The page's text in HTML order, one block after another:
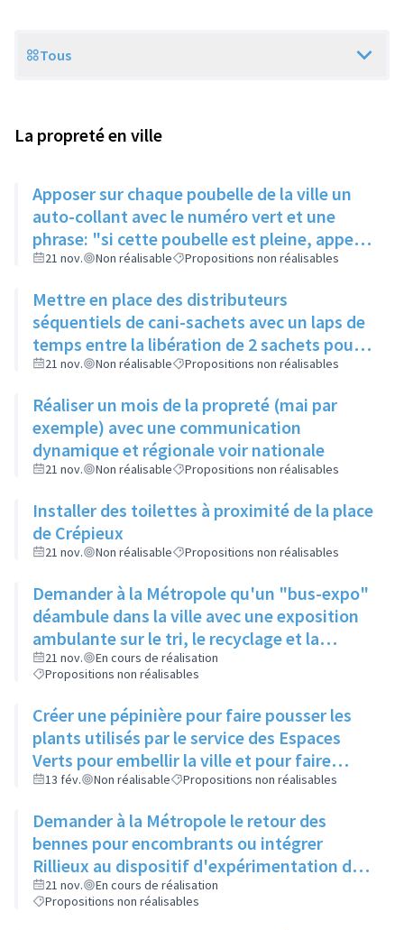
Scope
Tous
La propreté en ville
Apposer sur chaque poubelle de la ville un
auto-collant avec le numéro vert et une
phrase: "si cette poubelle est pleine, appeler
le...." permettant à chaque habitant de
21 nov. Non réalisable Propositions non réalisables
Mettre en place des distributeurs
séquentiels de cani-sachets avec un laps de
temps entre la libération de 2 sachets pour
limiter les vols
21 nov. Non réalisable Propositions non réalisables
Réaliser un mois de la propreté (mai par
exemple) avec une communication
dynamique et régionale voir nationale
21 nov. Non réalisable Propositions non réalisables
Installer des toilettes à proximité de la place
de Crépieux
21 nov. Non réalisable Propositions non réalisables
Demander à la Métropole qu'un "bus-expo"
déambule dans la ville avec une exposition
ambulante sur le tri, le recyclage et la
dégradation des détritus
21 nov.
En cours de réalisation
Propositions non réalisables
Créer une pépinière pour faire pousser les
plants utilisés par le service des Espaces
Verts pour embellir la ville et pour faire
profiter les habitants le souhaitant de
délaissés
13 fév. Non réalisable Propositions non réalisables
Demander à la Métropole le retour des
bennes pour encombrants ou intégrer
Rillieux au dispositif d'expérimentation des
déchetteries mobiles
21 nov.
En cours de réalisation
Propositions non réalisables